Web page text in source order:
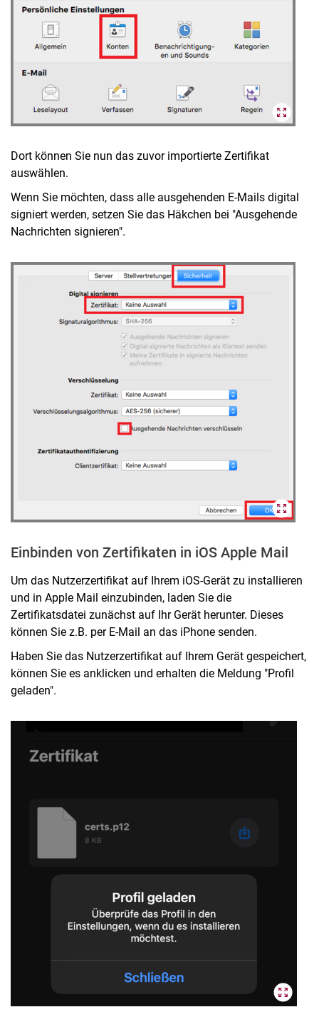
Dort können Sie nun das zuvor importierte Zertifikat
auswählen.
Wenn Sie möchten, dass alle ausgehenden E-Mails digital
signiert werden, setzen Sie das Häkchen bei "Ausgehende
Nachrichten signieren".
Einbinden von Zertifikaten in iOS Apple Mail
Um das Nutzerzertifikat auf Ihrem iOS-Gerät zu installieren
und in Apple Mail einzubinden, laden Sie die
Zertifikatsdatei zunächst auf Ihr Gerät herunter. Dieses
können Sie z.B. per E-Mail an das iPhone senden.
Haben Sie das Nutzerzertifikat auf Ihrem Gerät gespeichert,
können Sie es anklicken und erhalten die Meldung "Profil
geladen".